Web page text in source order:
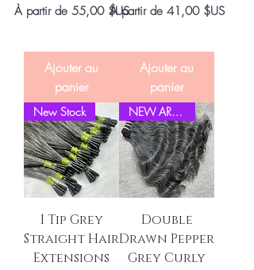
À partir de 55,00 $US
Prix promotionnel
Ajouter au
panier
À partir de 41,00 $US
Prix promotionnel
Ajouter au
panier
New Stock
I Tip Grey
Straight Hair
Extensions
NEW ARRIVEL
Double
Drawn Pepper
Grey Curly